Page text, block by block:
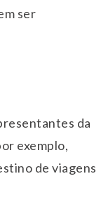
ser
da
exemplo,
de viagens